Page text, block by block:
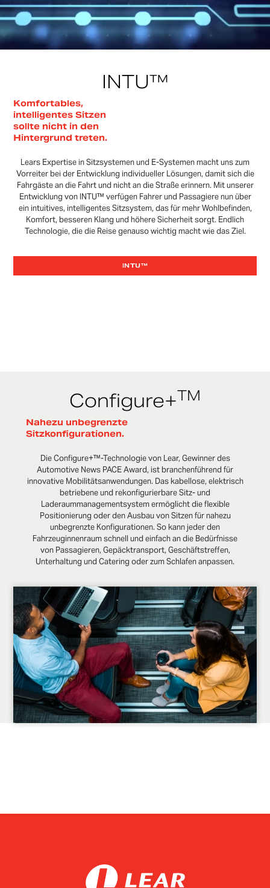
INTU™
Komfortables,
intelligentes Sitzen
sollte nicht in den
Hintergrund treten.
Lears Expertise in Sitzsystemen und E-Systemen macht uns zum
Vorreiter bei der Entwicklung individueller Lösungen, damit sich die
Fahrgäste an die Fahrt und nicht an die Straße erinnern. Mit unserer
Entwicklung von INTU™ verfügen Fahrer und Passagiere nun über
ein intuitives, intelligentes Sitzsystem, das für mehr Wohlbefinden,
Komfort, besseren Klang und höhere Sicherheit sorgt. Endlich
Technologie, die die Reise genauso wichtig macht wie das Ziel.
INTU™
Configure+TM
Nahezu unbegrenzte
Sitzkonfigurationen.
Die Configure+™-Technologie von Lear, Gewinner des
Automotive News PACE Award, ist branchenführend für
innovative Mobilitätsanwendungen. Das kabellose, elektrisch
betriebene und rekonfigurierbare Sitz- und
Laderaummanagementsystem ermöglicht die flexible
Positionierung oder den Ausbau von Sitzen für nahezu
unbegrenzte Konfigurationen. So kann jeder den
Fahrzeuginnenraum schnell und einfach an die Bedürfnisse
von Passagieren, Gepäcktransport, Geschäftstreffen,
Unterhaltung und Catering oder zum Schlafen anpassen.